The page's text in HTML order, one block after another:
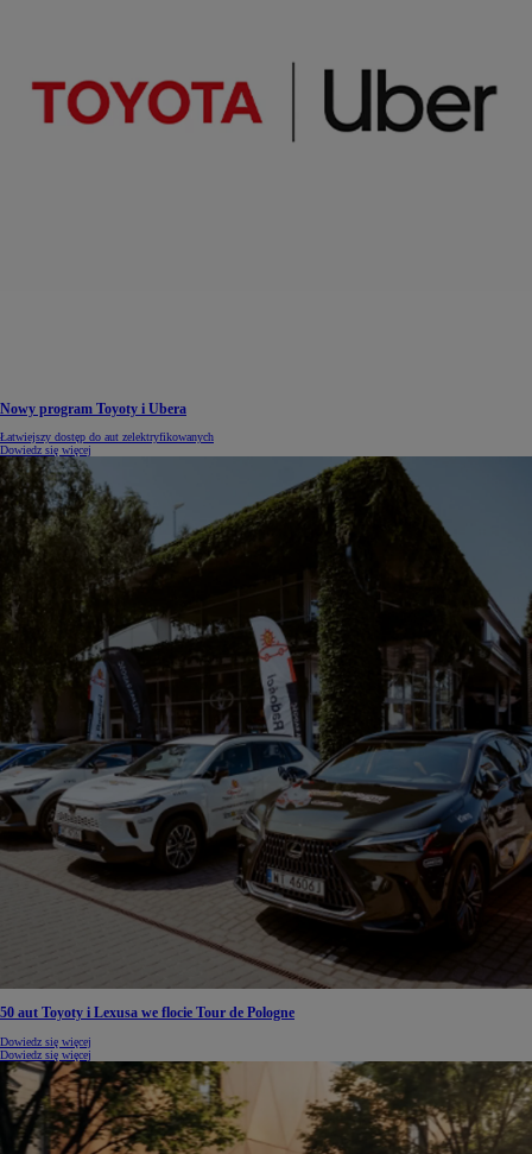
Nowy program Toyoty i Ubera
Łatwiejszy dostęp do aut zelektryfikowanych
Dowiedz się więcej
50 aut Toyoty i Lexusa we flocie Tour de Pologne
Dowiedz się więcej
Dowiedz się więcej